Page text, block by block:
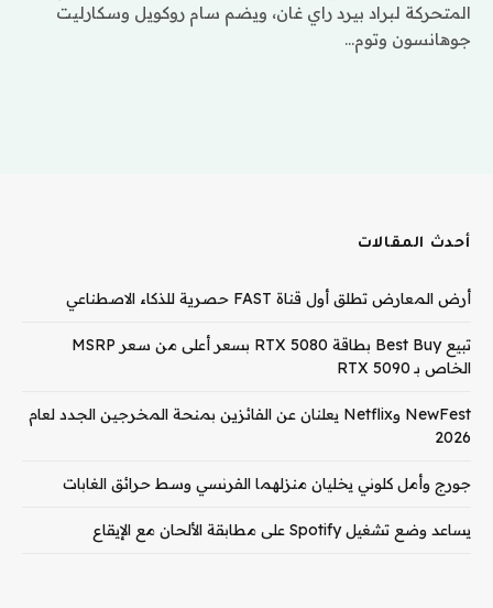
المتحركة لبراد بيرد راي غان، ويضم سام روكويل وسكارليت
جوهانسون وتوم…
أحدث المقالات
أرض المعارض تطلق أول قناة FAST حصرية للذكاء الاصطناعي
تبيع Best Buy بطاقة RTX 5080 بسعر أعلى من سعر MSRP
الخاص بـ RTX 5090
NewFest وNetflix يعلنان عن الفائزين بمنحة المخرجين الجدد لعام
2026
جورج وأمل كلوني يخليان منزلهما الفرنسي وسط حرائق الغابات
يساعد وضع تشغيل Spotify على مطابقة الألحان مع الإيقاع